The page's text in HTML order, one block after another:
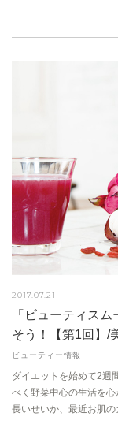
2017.07.21
「ビューティス
そう！【第1回】/
ビューティー情報
ダイエットを始めて2週
べく野菜中心の生活を
長いせいか、最近お肌